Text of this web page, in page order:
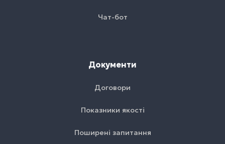
Чат-бот
Документи
Договори
Показники якості
Поширені запитання